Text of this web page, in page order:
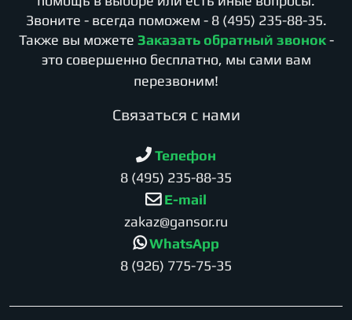
Звоните - всегда поможем - 8 (495) 235-88-35.
Также вы можете Заказать обратный звонок -
это совершенно бесплатно, мы сами вам
перезвоним!
Cвязаться с нами
Телефон
8 (495) 235-88-35
E-mail
zakaz@gansor.ru
WhatsApp
8 (926) 775-75-35